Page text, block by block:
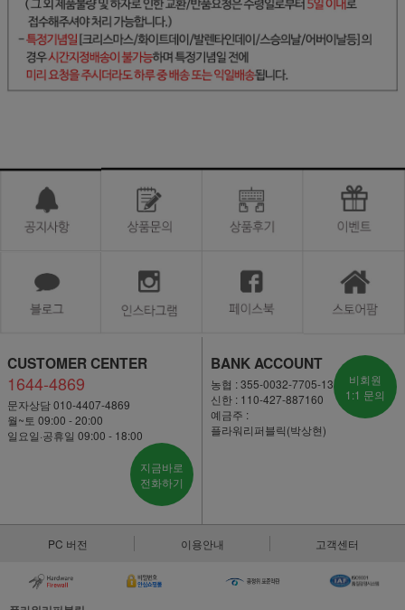
CUSTOMER CENTER
1644-4869
문자상담 010-4407-4869
월~토 09:00 - 20:00
일요일·공휴일 09:00 - 18:00
지금바로
전화하기
BANK ACCOUNT
농협 : 355-0032-7705-13
신한 : 110-427-887160
예금주 :
플라워리퍼블릭(박상현)
비회원
1:1 문의
PC 버전 이용안내 고객센터